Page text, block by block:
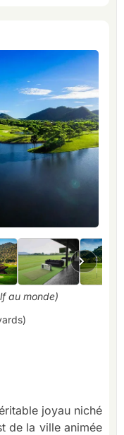
au monde)
joyau niché
de la ville animée